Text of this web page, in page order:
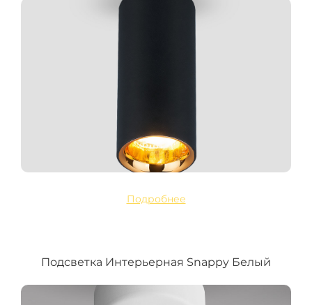
Подробнее
Подсветка Интерьерная Snappy Белый